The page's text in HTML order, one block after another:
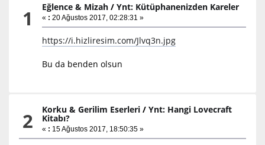
1 Eğlence & Mizah /Ynt: Kütüphanenizden Kareler
« : 20 Ağustos 2017, 02:28:31 »
https://i.hizliresim.com/Jlvq3n.jpg
Bu da benden olsun
2 Korku & Gerilim Eserleri /Ynt: Hangi Lovecraft
Kitabı?
« : 15 Ağustos 2017, 18:50:35 »